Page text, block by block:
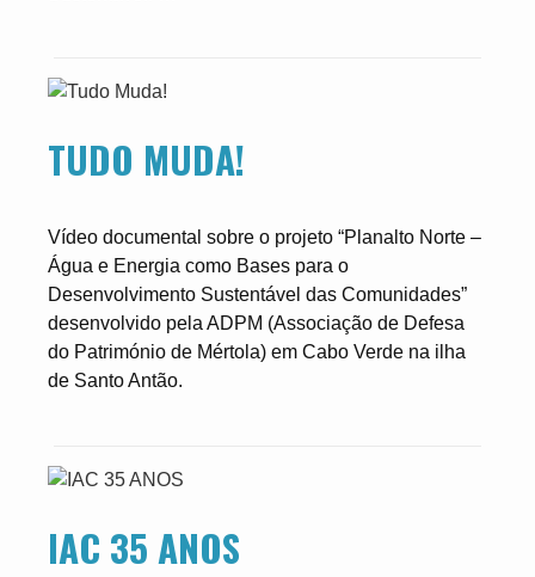
TUDO MUDA!
Vídeo documental sobre o projeto “Planalto Norte –
Água e Energia como Bases para o
Desenvolvimento Sustentável das Comunidades”
desenvolvido pela ADPM (Associação de Defesa
do Património de Mértola) em Cabo Verde na ilha
de Santo Antão.
IAC 35 ANOS